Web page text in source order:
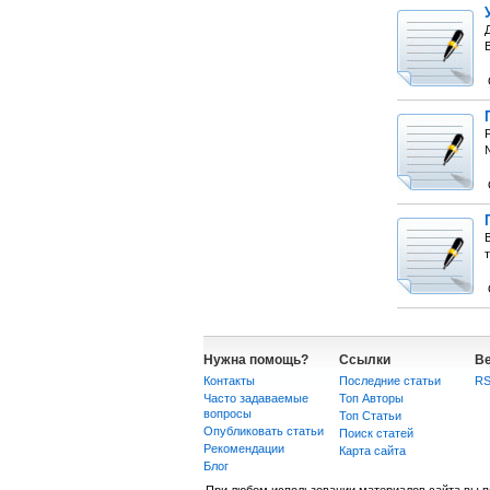
Нужна помощь?
Контакты
Часто задаваемые
вопросы
Опубликовать статьи
Рекомендации
Блог
Ссылки
Последние статьи
Топ Авторы
Топ Статьи
Поиск статей
Карта сайта